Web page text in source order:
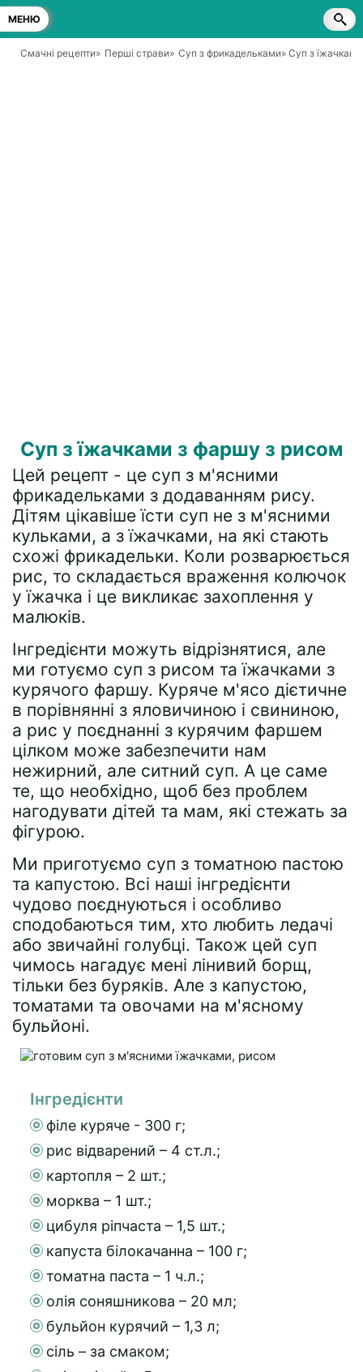
МЕНЮ
Смачні рецепти» Перші страви» Суп з фрикадельками» Суп з
Суп з їжачками з фаршу з рисом
Цей рецепт - це суп з м'ясними
фрикадельками з додаванням рису.
Дітям цікавіше їсти суп не з м'ясними
кульками, а з їжачками, на які стають
схожі фрикадельки. Коли розварюється
рис, то складається враження колючок
у їжачка і це викликає захоплення у
малюків.
Інгредієнти можуть відрізнятися, але
ми готуємо суп з рисом та їжачками з
курячого фаршу. Куряче м'ясо дієтичне
в порівнянні з яловичиною і свининою,
а рис у поєднанні з курячим фаршем
цілком може забезпечити нам
нежирний, але ситний суп. А це саме
те, що необхідно, щоб без проблем
нагодувати дітей та мам, які стежать за
фігурою.
Ми приготуємо суп з томатною пастою
та капустою. Всі наші інгредієнти
чудово поєднуються і особливо
сподобаються тим, хто любить ледачі
або звичайні голубці. Також цей суп
чимось нагадує мені лінивий борщ,
тільки без буряків. Але з капустою,
томатами та овочами на м'ясному
бульйоні.
Інгредієнти
філе куряче - 300 г;
рис відварений – 4 ст.л.;
картопля – 2 шт.;
морква – 1 шт.;
цибуля ріпчаста – 1,5 шт.;
капуста білокачанна – 100 г;
томатна паста – 1 ч.л.;
олія соняшникова – 20 мл;
бульйон курячий – 1,3 л;
сіль – за смаком;